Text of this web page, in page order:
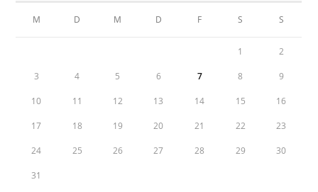
M D M D F S S
1 2
3 4 5 6 7 8 9
10 11 12 13 14 15 16
17 18 19 20 21 22 23
24 25 26 27 28 29 30
31